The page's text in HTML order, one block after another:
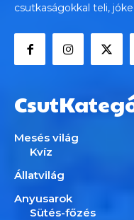
csutkaságokkal teli,
Mesés világ
Kvíz
Állatvilág
Anyusarok
Sütés-főzés